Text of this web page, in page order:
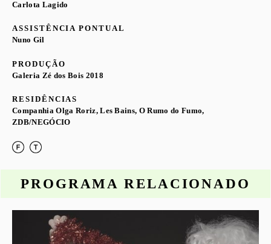
Carlota Lagido
ASSISTÊNCIA PONTUAL
Nuno Gil
PRODUÇÃO
Galeria Zé dos Bois 2018
RESIDÊNCIAS
Companhia Olga Roriz, Les Bains, O Rumo do Fumo,
ZDB/NEGÓCIO
PROGRAMA RELACIONADO